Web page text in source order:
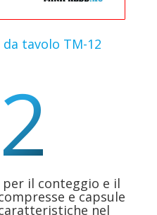
tavolo TM-12
il conteggio e il
e capsule
nel